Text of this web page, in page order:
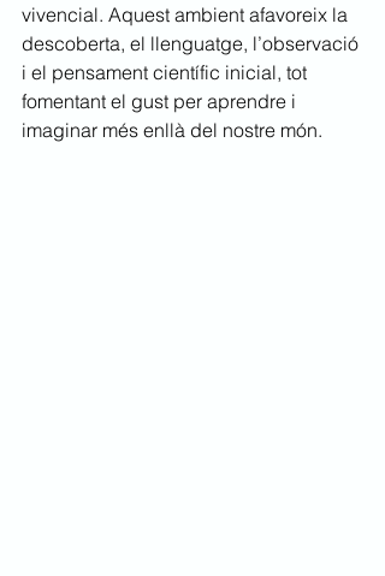
vivencial. Aquest ambient afavoreix la
descoberta, el llenguatge, l’observació
i el pensament científic inicial, tot
fomentant el gust per aprendre i
imaginar més enllà del nostre món.